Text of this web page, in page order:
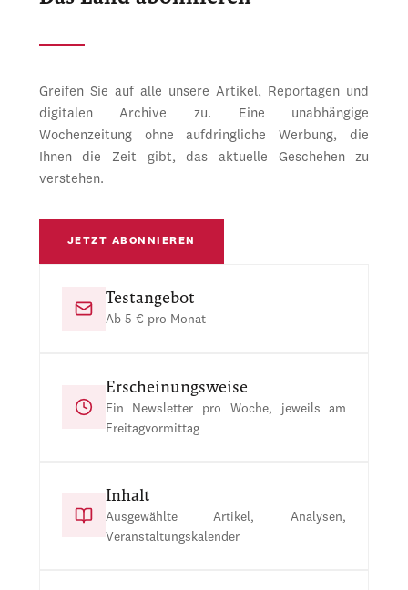
Greifen Sie auf alle unsere Artikel, Reportagen und
digitalen Archive zu. Eine unabhängige
Wochenzeitung ohne aufdringliche Werbung, die
Ihnen die Zeit gibt, das aktuelle Geschehen zu
verstehen.
JETZT ABONNIEREN
Testangebot
Ab 5 € pro Monat
Erscheinungsweise
Ein Newsletter pro Woche, jeweils am
Freitagvormittag
Inhalt
Ausgewählte Artikel, Analysen,
Veranstaltungskalender